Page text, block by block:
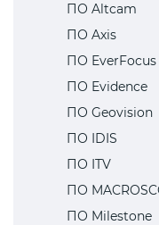
ПО Altcam
ПО Axis
ПО EverFocus
ПО Evidence
ПО Geovision
ПО IDIS
ПО ITV
ПО
ПО Milestone